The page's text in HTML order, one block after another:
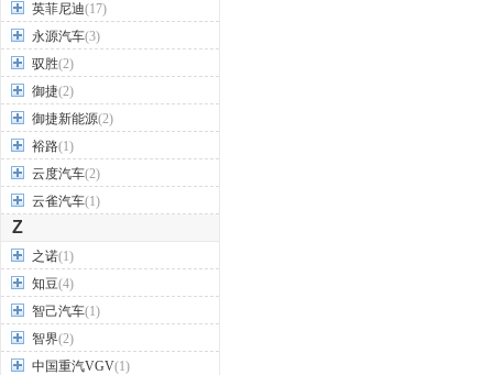
英菲尼迪(17)
永源汽车(3)
驭胜(2)
御捷(2)
御捷新能源(2)
裕路(1)
云度汽车(2)
云雀汽车(1)
Z
之诺(1)
知豆(4)
智己汽车(1)
智界(2)
中国重汽VGV(1)